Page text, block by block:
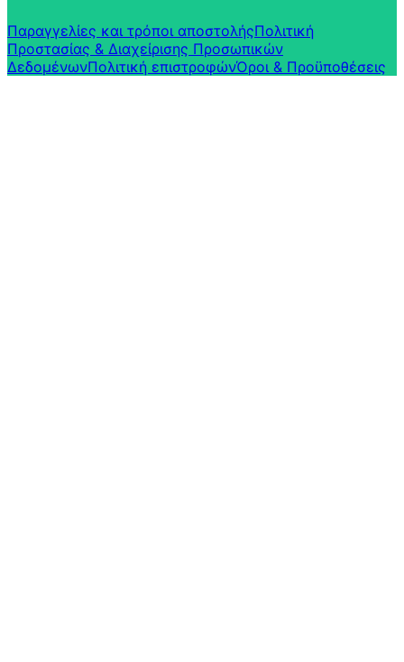
Παραγγελίες και τρόποι αποστολήςΠολιτική
Προστασίας & Διαχείρισης Προσωπικών
ΔεδομένωνΠολιτική επιστροφών​Όροι & Προϋποθέσεις​